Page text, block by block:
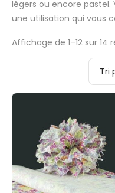
légers ou encore
une utilisation qui vous
Affichage de 1–12 sur 14